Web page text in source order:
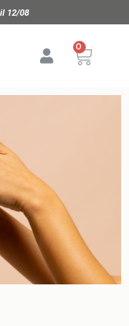
12/08